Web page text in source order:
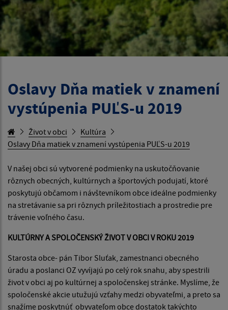
Oslavy Dňa matiek v znamení
vystúpenia PUĽS-u 2019
Život v obci
Kultúra
Oslavy Dňa matiek v znamení vystúpenia PUĽS-u 2019
V našej obci sú vytvorené podmienky na uskutočňovanie
rôznych obecných, kultúrnych a športových podujatí, ktoré
poskytujú občamom i návštevníkom obce ideálne podmienky
na stretávanie sa pri rôznych príležitostiach a prostredie pre
trávenie voľného času.
KULTÚRNY A SPOLOČENSKÝ ŽIVOT V OBCI V ROKU 2019
Starosta obce- pán Tibor Sluťak, zamestnanci obecného
úradu a poslanci OZ vyvíjajú po celý rok snahu, aby spestrili
život v obci aj po kultúrnej a spoločenskej stránke. Myslíme, že
spoločenské akcie utužujú vzťahy medzi obyvateľmi, a preto sa
snažíme poskytnúť obyvateľom obce dostatok takýchto